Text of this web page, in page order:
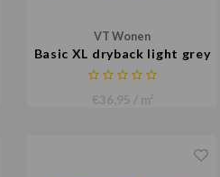
VT Wonen
Basic XL dryback light grey
€36,95 / m²